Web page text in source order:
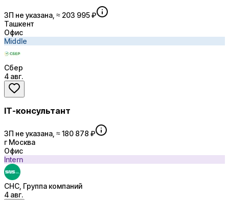
ЗП не указана, ≈ 203 995 ₽
Ташкент
Офис
Middle
Сбер
4 авг.
IT-консультант
ЗП не указана, ≈ 180 878 ₽
г Москва
Офис
Intern
СНС, Группа компаний
4 авг.